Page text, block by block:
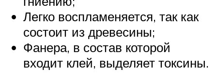
Легко воспламеняется, так как
состоит из древесины;
Фанера, в состав которой
входит клей, выделяет токсины.